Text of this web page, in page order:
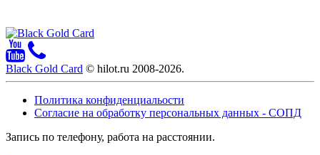
Black Gold Card © hilot.ru 2008-2026.
Политика конфиденциальости
Согласие на обработку персональных данных - СОПД
Запись по телефону, работа на расстоянии.